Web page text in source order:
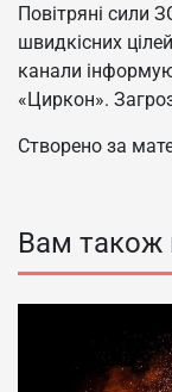
Повітряні сили
швидкісних
канали
«Циркон».
Створено за
Вам також